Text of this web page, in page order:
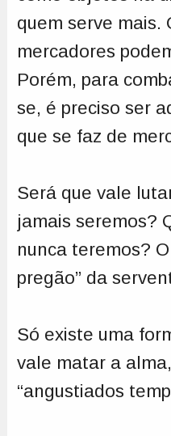
quem serve mais.
mercadores
Porém, para
se, é preciso ser
que se faz de
Será que vale
jamais seremos?
nunca teremos?
pregão” da
Só existe uma
vale matar a
“angustiados